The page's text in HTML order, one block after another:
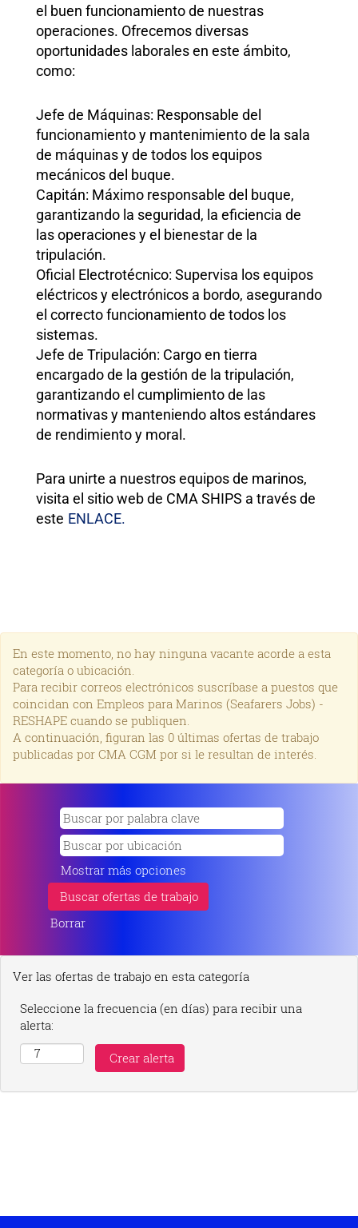
el buen funcionamiento de nuestras
operaciones. Ofrecemos diversas
oportunidades laborales en este ámbito,
como:
Jefe de Máquinas: Responsable del
funcionamiento y mantenimiento de la sala
de máquinas y de todos los equipos
mecánicos del buque.
Capitán: Máximo responsable del buque,
garantizando la seguridad, la eficiencia de
las operaciones y el bienestar de la
tripulación.
Oficial Electrotécnico: Supervisa los equipos
eléctricos y electrónicos a bordo, asegurando
el correcto funcionamiento de todos los
sistemas.
Jefe de Tripulación: Cargo en tierra
encargado de la gestión de la tripulación,
garantizando el cumplimiento de las
normativas y manteniendo altos estándares
de rendimiento y moral.
Para unirte a nuestros equipos de marinos,
visita el sitio web de CMA SHIPS a través de
este ENLACE.
En este momento, no hay ninguna vacante acorde a esta
categoría o ubicación.
Para recibir correos electrónicos suscríbase a puestos que
coincidan con Empleos para Marinos (Seafarers Jobs) -
RESHAPE cuando se publiquen.
A continuación, figuran las 0 últimas ofertas de trabajo
publicadas por CMA CGM por si le resultan de interés.
Mostrar más opciones
Borrar
Ver las ofertas de trabajo en esta categoría
Seleccione la frecuencia (en días) para recibir una
alerta: